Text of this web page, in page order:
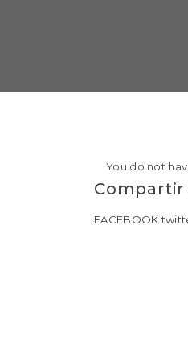
You do not
FACEBOOK